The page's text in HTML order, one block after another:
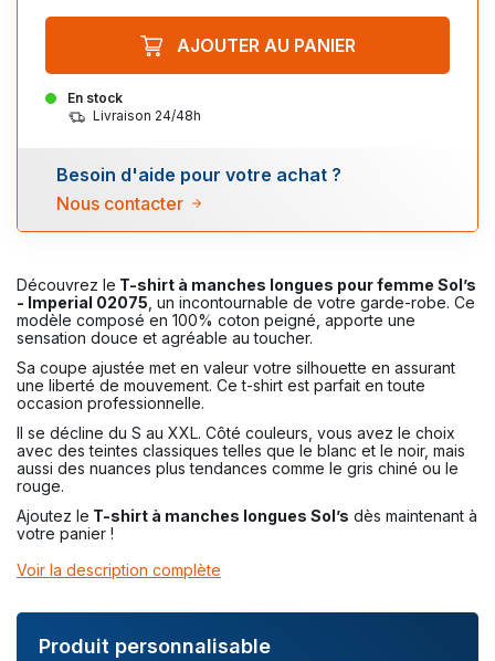
Découvrez le T-shirt à manches longues pour femme Sol’s
- Imperial 02075 , un incontournable de votre garde-robe. Ce
modèle composé en 100% coton peigné, apporte une
sensation douce et agréable au toucher.
Sa coupe ajustée met en valeur votre silhouette en assurant
une liberté de mouvement. Ce t-shirt est parfait en toute
occasion professionnelle.
Il se décline du S au XXL. Côté couleurs, vous avez le choix
avec des teintes classiques telles que le blanc et le noir, mais
aussi des nuances plus tendances comme le gris chiné ou le
rouge.
Ajoutez le T-shirt à manches longues Sol’s dès maintenant à
votre panier !
Voir la description complète
Produit personnalisable
En stock
Livraison 24/48h
AJOUTER AU PANIER
Besoin d'aide pour votre achat ?
Nous contacter